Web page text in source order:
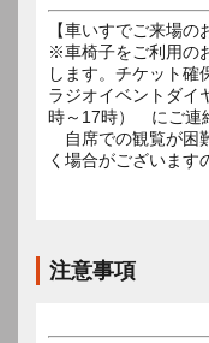
【車いすでご来場の
※車椅子をご利用の
します。チケット
ラジオイベントダ
時～17時） にご連
自席での観覧が困
く場合がございます
注意事項